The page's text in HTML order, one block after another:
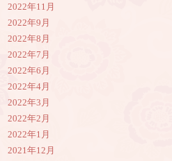
2022年11月
2022年9月
2022年8月
2022年7月
2022年6月
2022年4月
2022年3月
2022年2月
2022年1月
2021年12月